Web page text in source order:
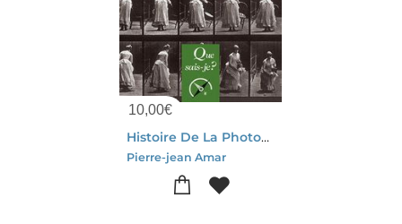
10,00€
Histoire De La Photographie
Pierre-jean Amar